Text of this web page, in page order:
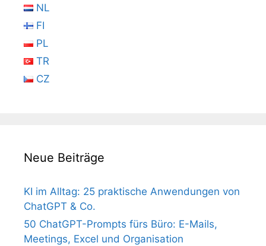
NL
FI
PL
TR
CZ
Neue Beiträge
KI im Alltag: 25 praktische Anwendungen von
ChatGPT & Co.
50 ChatGPT-Prompts fürs Büro: E-Mails,
Meetings, Excel und Organisation